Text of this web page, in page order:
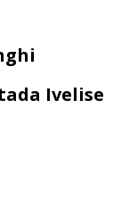
Ivelise